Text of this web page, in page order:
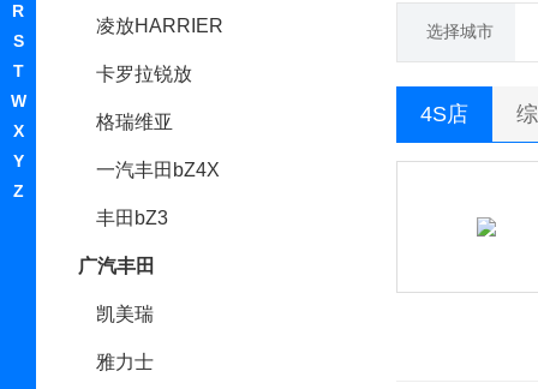
R
S
T
W
X
Y
Z
凌放HARRIER
卡罗拉锐放
格瑞维亚
一汽丰田bZ4X
丰田bZ3
广汽丰田
凯美瑞
雅力士
选择城市
4S店